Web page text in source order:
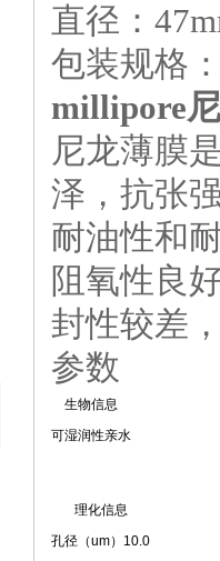
直径：
包装规格
millipore
尼龙薄膜
泽，抗张
耐油性和
阻氧性良
封性较差
参数
生物信息
可湿润性亲水
理化信息
孔径（um） 10.0